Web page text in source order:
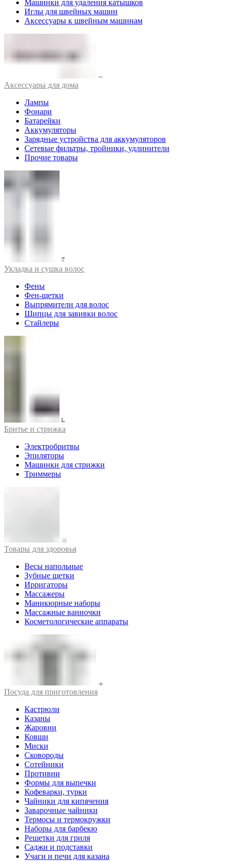
Машинки для удаления катышков
Иглы для швейных машин
Аксессуары к швейным машинам
Аксессуары для дома
Лампы
Фонари
Батарейки
Аккумуляторы
Зарядные устройства для аккумуляторов
Сетевые фильтры, тройники, удлинители
Прочие товары
Укладка и сушка волос
Фены
Фен-щетки
Выпрямители для волос
Щипцы для завивки волос
Стайлеры
Бритье и стрижка
Электробритвы
Эпиляторы
Машинки для стрижки
Триммеры
Товары для здоровья
Весы напольные
Зубные щетки
Ирригаторы
Массажеры
Маникюрные наборы
Массажные ванночки
Косметологические аппараты
Посуда для приготовления
Кастрюли
Казаны
Жаровни
Ковши
Миски
Сковороды
Сотейники
Противни
Формы для выпечки
Кофеварки, турки
Чайники для кипячения
Заварочные чайники
Термосы и термокружки
Наборы для барбекю
Решетки для гриля
Саджи и подставки
Учаги и печи для казана